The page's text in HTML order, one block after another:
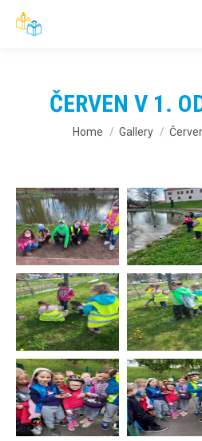
ČERVEN V 1.
You are here:
Home Gallery